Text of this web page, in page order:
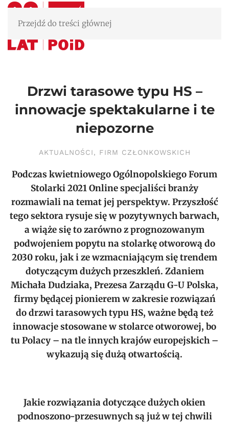
Przejdź do treści głównej
Drzwi tarasowe typu HS –
innowacje spektakularne i te
niepozorne
AKTUALNOŚCI, FIRM CZŁONKOWSKICH
Podczas kwietniowego Ogólnopolskiego Forum
Stolarki 2021 Online specjaliści branży
rozmawiali na temat jej perspektyw. Przyszłość
tego sektora rysuje się w pozytywnych barwach,
a wiąże się to zarówno z prognozowanym
podwojeniem popytu na stolarkę otworową do
2030 roku, jak i ze wzmacniającym się trendem
dotyczącym dużych przeszkleń. Zdaniem
Michała Dudziaka, Prezesa Zarządu G-U Polska,
firmy będącej pionierem w zakresie rozwiązań
do drzwi tarasowych typu HS, ważne będą też
innowacje stosowane w stolarce otworowej, bo
tu Polacy – na tle innych krajów europejskich –
wykazują się dużą otwartością.
Jakie rozwiązania dotyczące dużych okien
podnoszono-przesuwnych są już w tej chwili